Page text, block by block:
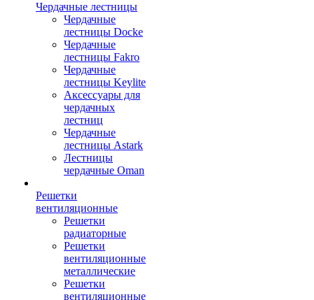
Чердачные лестницы
Чердачные
лестницы Docke
Чердачные
лестницы Fakro
Чердачные
лестницы Keylite
Аксессуары для
чердачных
лестниц
Чердачные
лестницы Astark
Лестницы
чердачные Oman
Решетки
вентиляционные
Решетки
радиаторные
Решетки
вентиляционные
металлические
Решетки
вентиляционные